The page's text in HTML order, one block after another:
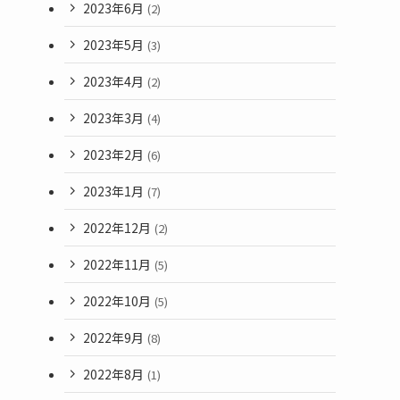
2023年6月 (2)
2023年5月 (3)
2023年4月 (2)
2023年3月 (4)
2023年2月 (6)
2023年1月 (7)
2022年12月 (2)
2022年11月 (5)
2022年10月 (5)
2022年9月 (8)
2022年8月 (1)